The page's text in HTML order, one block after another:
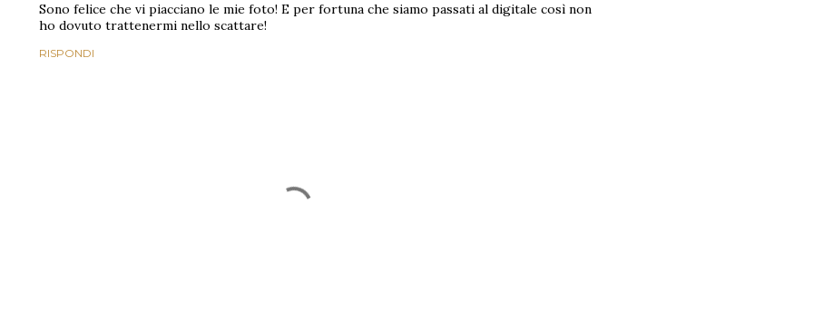
Sono felice che vi piacciano le mie foto! E per fortuna che siamo passati al digitale così non
ho dovuto trattenermi nello scattare!
RISPONDI